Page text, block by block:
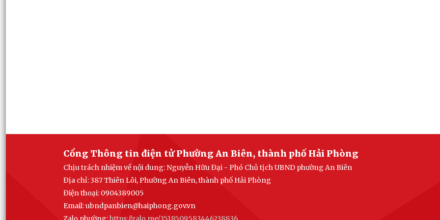
Cổng Thông tin điện tử Phường An Biên, thành phố Hải Phòng
Chịu trách nhiệm về nội dung: Nguyễn Hữu Đại - Phó Chủ tịch UBND phường An Biên
Địa chỉ: 387 Thiên Lôi, Phường An Biên, thành phố Hải Phòng
Điện thoại: 0904389005
Email:ubndpanbien@haiphong.gov.vn